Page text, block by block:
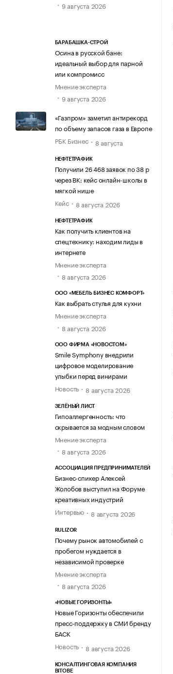
9 августа 2026
БАРАБАШКА-СТРОЙ
Осина в русской бане:
идеальный выбор для парной
или компромисс
Мнение эксперта
9 августа 2026
«Газпром» заметил антирекорд
по объему запасов газа в Европе
РБК Бизнес
8 августа
НЕФТЕТРАФИК
Получили 26 468 заявок по 38 р
через ВК: кейс онлайн-школы в
мягкой нише
Кейс
8 августа 2026
НЕФТЕТРАФИК
Как получить клиентов на
спецтехнику: находим лиды в
интернете
Мнение эксперта
8 августа 2026
ООО «МЕБЕЛЬ БИЗНЕС КОМФОРТ»
Как выбрать стулья для кухни
Мнение эксперта
8 августа 2026
ООО ФИРМА «НОВОСТОМ»
Smile Symphony внедрили
цифровое моделирование
улыбки перед винирами
Новость
8 августа 2026
ЗЕЛЁНЫЙ ЛИСТ
Гипоаллергенность: что
скрывается за модным словом
Мнение эксперта
8 августа 2026
АССОЦИАЦИЯ ПРЕДПРИНИМАТЕЛЕЙ
Бизнес-спикер Алексей
Жолобов выступил на Форуме
креативных индустрий
Интервью
8 августа 2026
RULIZOR
Почему рынок автомобилей с
пробегом нуждается в
независимой проверке
Мнение эксперта
8 августа 2026
«НОВЫЕ ГОРИЗОНТЫ»
Новые Горизонты обеспечили
пресс-поддержку в СМИ бренду
БАСК
Новость
8 августа 2026
КОНСАЛТИНГОВАЯ КОМПАНИЯ
BITOBE